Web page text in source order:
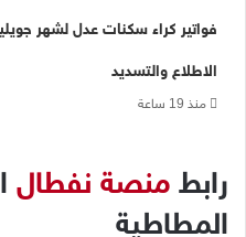
الاطلاع والتسديد
منذ 19 ساعة
رابط منصة نفطال
المطاطية